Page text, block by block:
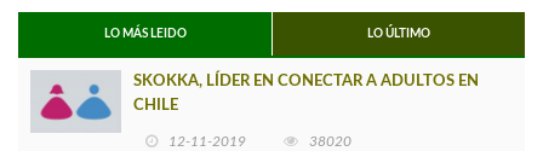
LO MÁS LEIDO LO ÚLTIMO
SKOKKA, LÍDER EN CONECTAR A ADULTOS EN
CHILE
12-11-2019 38020